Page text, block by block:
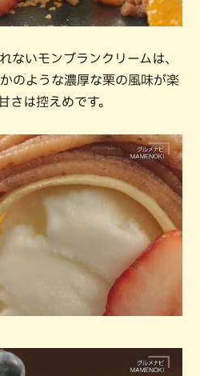
ないモンブランクリームは、
のような濃厚な栗の風味が楽
さは控えめです。